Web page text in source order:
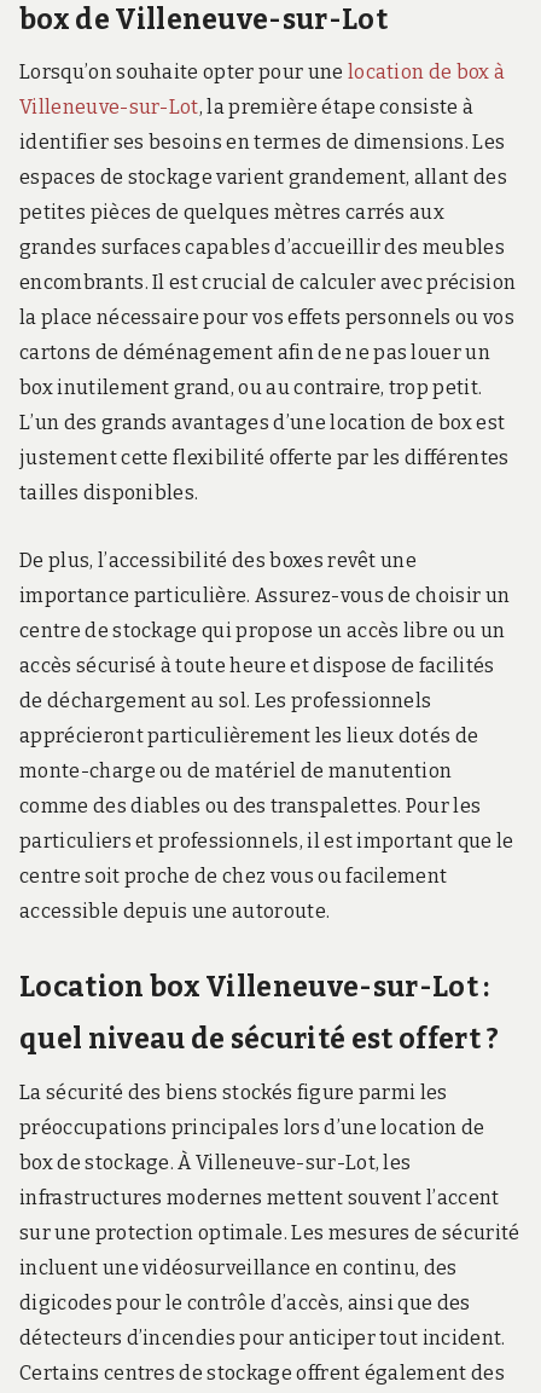
box de Villeneuve-sur-Lot
Lorsqu’on souhaite opter pour une location de box à
Villeneuve-sur-Lot, la première étape consiste à
identifier ses besoins en termes de dimensions. Les
espaces de stockage varient grandement, allant des
petites pièces de quelques mètres carrés aux
grandes surfaces capables d’accueillir des meubles
encombrants. Il est crucial de calculer avec précision
la place nécessaire pour vos effets personnels ou vos
cartons de déménagement afin de ne pas louer un
box inutilement grand, ou au contraire, trop petit.
L’un des grands avantages d’une location de box est
justement cette flexibilité offerte par les différentes
tailles disponibles.
De plus, l’accessibilité des boxes revêt une
importance particulière. Assurez-vous de choisir un
centre de stockage qui propose un accès libre ou un
accès sécurisé à toute heure et dispose de facilités
de déchargement au sol. Les professionnels
apprécieront particulièrement les lieux dotés de
monte-charge ou de matériel de manutention
comme des diables ou des transpalettes. Pour les
particuliers et professionnels, il est important que le
centre soit proche de chez vous ou facilement
accessible depuis une autoroute.
Location box Villeneuve-sur-Lot :
quel niveau de sécurité est offert ?
La sécurité des biens stockés figure parmi les
préoccupations principales lors d’une location de
box de stockage. À Villeneuve-sur-Lot, les
infrastructures modernes mettent souvent l’accent
sur une protection optimale. Les mesures de sécurité
incluent une vidéosurveillance en continu, des
digicodes pour le contrôle d’accès, ainsi que des
détecteurs d’incendies pour anticiper tout incident.
Certains centres de stockage offrent également des